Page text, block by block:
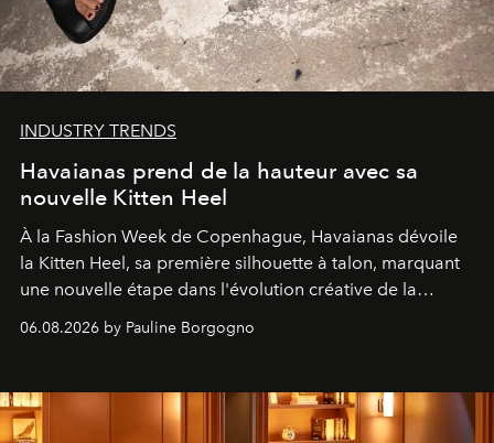
INDUSTRY TRENDS
Havaianas prend de la hauteur avec sa
nouvelle Kitten Heel
À la Fashion Week de Copenhague, Havaianas dévoile
la Kitten Heel, sa première silhouette à talon, marquant
une nouvelle étape dans l'évolution créative de la
06.08.2026 by Pauline Borgogno